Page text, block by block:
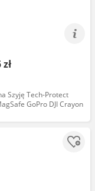
Szyję Tech-Protect
GoPro DJI Crayon